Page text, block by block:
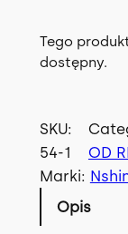
Tego
dostępny.
SKU:
54-1
OD
Marki:
Opis